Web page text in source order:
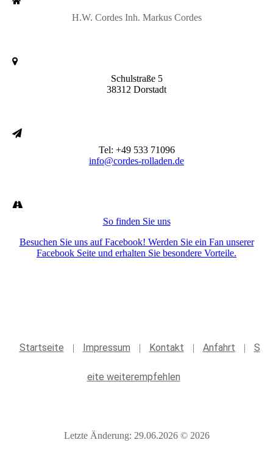
H.W. Cordes Inh. Markus Cordes
Schulstraße 5
38312 Dorstadt
Tel: +49 533 71096
info@cordes-rolladen.de
So finden Sie uns
Besuchen Sie uns auf Facebook! Werden Sie ein Fan unserer
Facebook Seite und erhalten Sie besondere Vorteile.
Startseite | Impressum | Kontakt | Anfahrt | S
eite weiterempfehlen
Letzte Änderung: 29.06.2026 © 2026